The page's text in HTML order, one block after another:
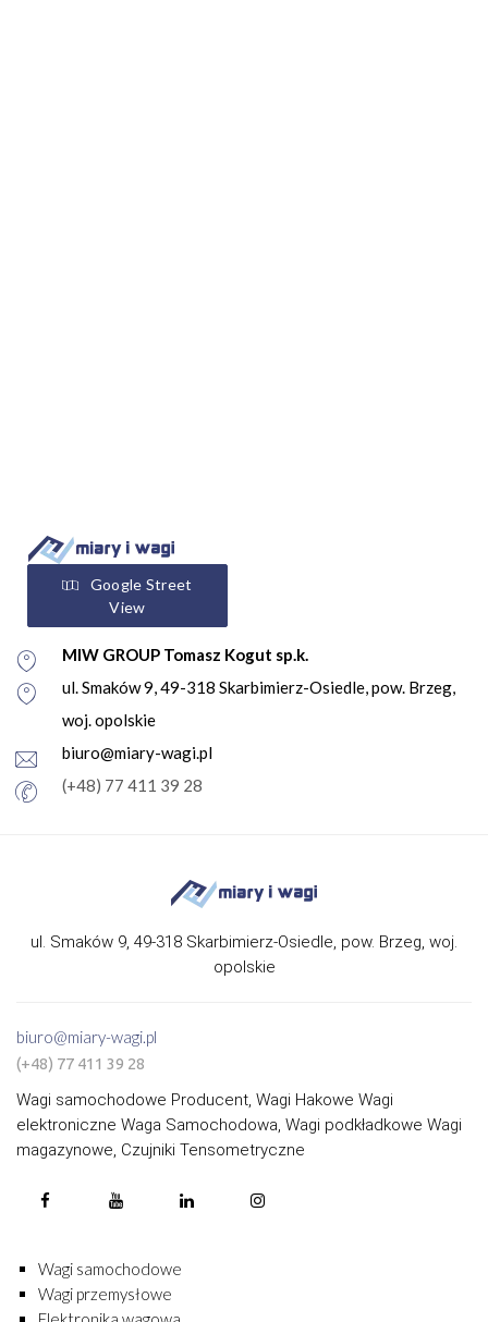
Google Street
View
MIW GROUP Tomasz Kogut sp.k.
ul. Smaków 9, 49-318 Skarbimierz-Osiedle, pow. Brzeg,
woj. opolskie
biuro@miary-wagi.pl
(+48) 77 411 39 28
ul. Smaków 9, 49-318 Skarbimierz-Osiedle, pow. Brzeg, woj.
opolskie
biuro@miary-wagi.pl
(+48) 77 411 39 28
Wagi samochodowe Producent, Wagi Hakowe Wagi
elektroniczne Waga Samochodowa, Wagi podkładkowe Wagi
magazynowe, Czujniki Tensometryczne
Wagi samochodowe
Wagi przemysłowe